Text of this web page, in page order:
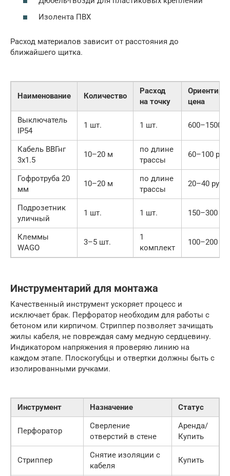
Изолента ПВХ
Расход материалов зависит от расстояния до
ближайшего щитка.
Наименование Количество
Расход
на точку
цена
Выключатель
IP54
1 шт. 1 шт. 600–1500
Кабель ВВГнг
3х1.5
10–20 м
по длине
трассы
60–100
Гофротруба 20
мм
10–20 м
по длине
трассы
20–40
Подрозетник
уличный
1 шт. 1 шт. 150–300
Клеммы
WAGO
3–5 шт.
1
комплект
100–200
Инструментарий для монтажа
Качественный инструмент ускоряет процесс и
исключает брак. Перфоратор необходим для работы с
бетоном или кирпичом. Стриппер позволяет зачищать
жилы кабеля, не повреждая саму медную сердцевину.
Индикатором напряжения я проверяю линию на
каждом этапе. Плоскогубцы и отвертки должны быть с
изолированными ручками.
Инструмент Назначение Статус
Перфоратор
Сверление
отверстий в стене
Аренда/
Купить
Стриппер
Снятие изоляции с
кабеля
Купить